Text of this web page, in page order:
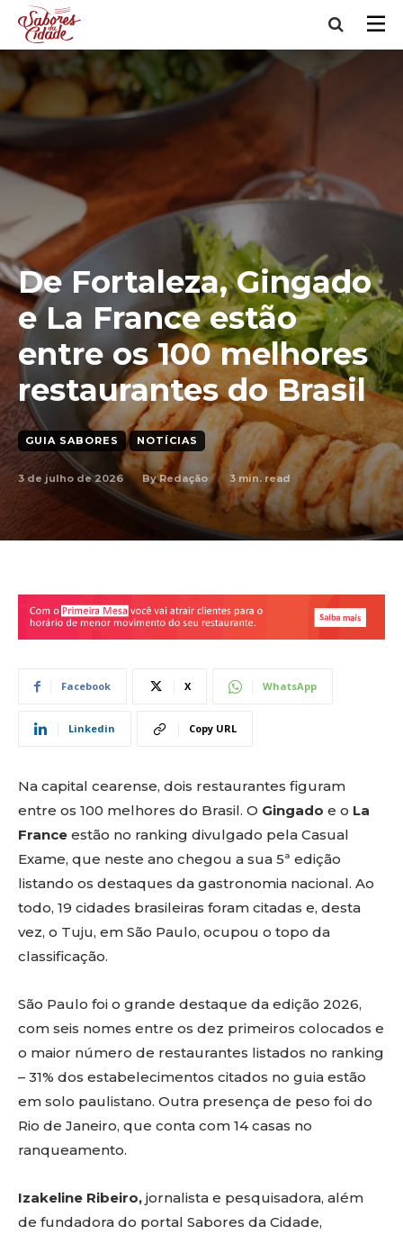
De Fortaleza, Gingado
e La France estão
entre os 100 melhores
restaurantes do Brasil
GUIA SABORES NOTÍCIAS
3 de julho de 2026 By Redação 3 min. read
Facebook X WhatsApp
Linkedin Copy URL
Na capital cearense, dois restaurantes figuram
entre os 100 melhores do Brasil. O Gingado e o La
France estão no ranking divulgado pela Casual
Exame, que neste ano chegou a sua 5ª edição
listando os destaques da gastronomia nacional. Ao
todo, 19 cidades brasileiras foram citadas e, desta
vez, o Tuju, em São Paulo, ocupou o topo da
classificação.
São Paulo foi o grande destaque da edição 2026,
com seis nomes entre os dez primeiros colocados e
o maior número de restaurantes listados no ranking
– 31% dos estabelecimentos citados no guia estão
em solo paulistano. Outra presença de peso foi do
Rio de Janeiro, que conta com 14 casas no
ranqueamento.
Izakeline Ribeiro, jornalista e pesquisadora, além
de fundadora do portal Sabores da Cidade,